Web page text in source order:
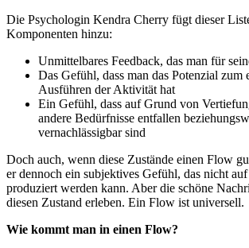
Die Psychologin Kendra Cherry fügt dieser
Komponenten hinzu:
Unmittelbares Feedback, das man für
Das Gefühl, dass man das Potenzial zum
Ausführen der Aktivität hat
Ein Gefühl, dass auf Grund von
andere Bedürfnisse entfallen
vernachlässigbar sind
Doch auch, wenn diese Zustände einen Flow
er dennoch ein subjektives Gefühl, das nicht
produziert werden kann. Aber die schöne
diesen Zustand erleben. Ein Flow ist universell.
Wie kommt man in einen Flow?